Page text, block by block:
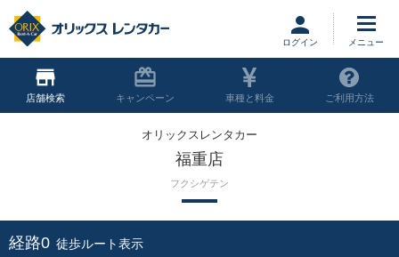
ログイン
店舗 キャンペーン 車種と料金 ご利用方法
オリックスレンタカー
福重店
フクシゲテン
経路0 徒歩ルート表示